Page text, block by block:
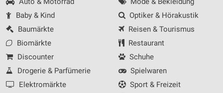
Baby & Kind
Baumärkte
Biomärkte
Discounter
Drogerie & Parfümerie
Elektromärkte
Optiker & Hörakustik
Reisen & Tourismus
Restaurant
Schuhe
Spielwaren
Sport & Freizeit